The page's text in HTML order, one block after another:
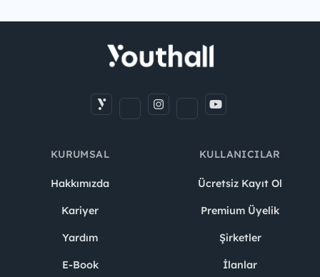
KURUMSAL
Hakkımızda
Kariyer
Yardım
E-Book
KULLANICILAR
Ücretsiz Kayıt Ol
Premium Üyelik
Şirketler
İlanlar